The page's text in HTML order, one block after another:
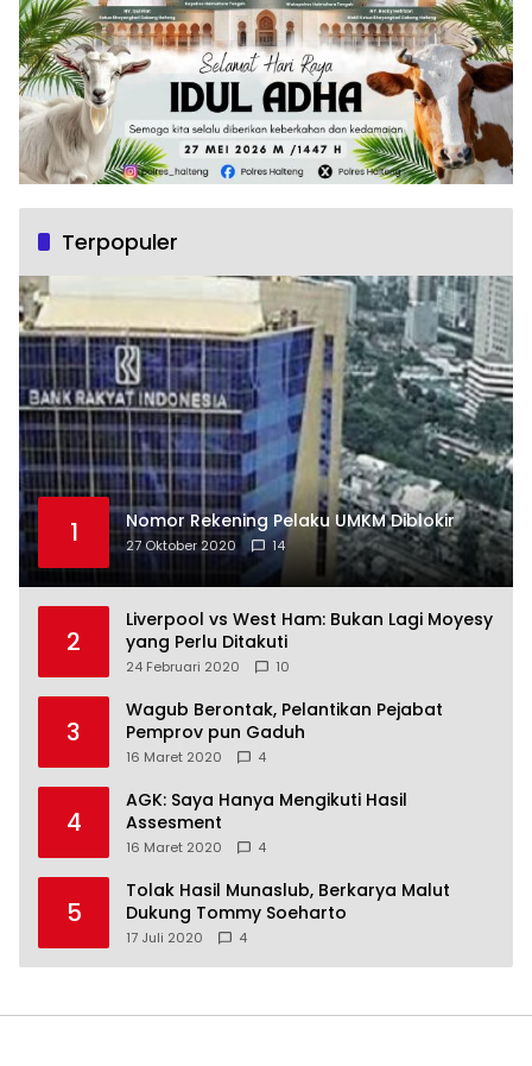
Terpopuler
1 Nomor Rekening Pelaku UMKM Diblokir
27 Oktober 2020 14
2
Liverpool vs West Ham: Bukan Lagi Moyesy
yang Perlu Ditakuti
24 Februari 2020 10
3
Wagub Berontak, Pelantikan Pejabat
Pemprov pun Gaduh
16 Maret 2020 4
4
AGK: Saya Hanya Mengikuti Hasil
Assesment
16 Maret 2020 4
5
Tolak Hasil Munaslub, Berkarya Malut
Dukung Tommy Soeharto
17 Juli 2020 4